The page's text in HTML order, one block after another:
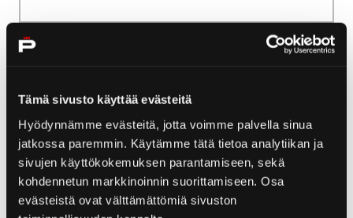
Tämä sivusto käyttää evästeitä
Hyödynnämme evästeitä, jotta voimme palvella sinua
jatkossa paremmin. Käytämme tätä tietoa analytiikan ja
sivujen käyttökokemuksen parantamiseen, sekä
kohdennetun markkinoinnin suorittamiseen. Osa
evästeistä ovat välttämättömiä sivuston
Joulutunnelmia
Rakennuskulttuuritalo
Toivossa ja Korsmanin
talossa